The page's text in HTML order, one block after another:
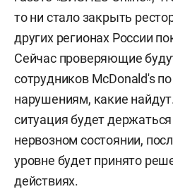
то ни стало закрыть
других регионах России
Сейчас проверяющие
сотрудников МсDonald's
нарушениям, какие
ситуация будет
нервозном состоянии,
уровне будет принято
действиях.